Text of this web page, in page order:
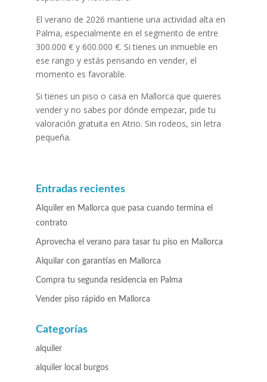
El verano de 2026 mantiene una actividad alta en
Palma, especialmente en el segmento de entre
300.000 € y 600.000 €. Si tienes un inmueble en
ese rango y estás pensando en vender, el
momento es favorable.
Si tienes un piso o casa en Mallorca que quieres
vender y no sabes por dónde empezar, pide tu
valoración gratuita en Atrio. Sin rodeos, sin letra
pequeña.
Entradas recientes
Alquiler en Mallorca que pasa cuando termina el
contrato
Aprovecha el verano para tasar tu piso en Mallorca
Alquilar con garantías en Mallorca
Compra tu segunda residencia en Palma
Vender piso rápido en Mallorca
Categorías
alquiler
alquiler local burgos